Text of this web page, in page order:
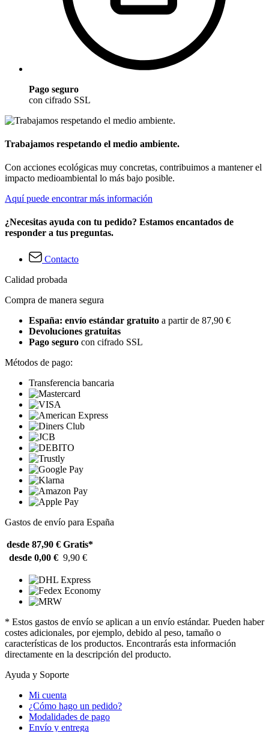
Pago seguro
con cifrado SSL
Trabajamos respetando el medio ambiente.
Con acciones ecológicas muy concretas, contribuimos a mantener el
impacto medioambiental lo más bajo posible.
Aquí puede encontrar más información
¿Necesitas ayuda con tu pedido? Estamos encantados de
responder a tus preguntas.
Contacto
Calidad probada
Compra de manera segura
España: envío estándar gratuito a partir de 87,90 €
Devoluciones gratuitas
Pago seguro con cifrado SSL
Métodos de pago:
Transferencia bancaria
Gastos de envío para España
desde 87,90 € Gratis*
desde 0,00 € 9,90 €
* Estos gastos de envío se aplican a un envío estándar. Pueden haber
costes adicionales, por ejemplo, debido al peso, tamaño o
características de los productos. Encontrarás esta información
directamente en la descripción del producto.
Ayuda y Soporte
Mi cuenta
¿Cómo hago un pedido?
Modalidades de pago
Envío y entrega